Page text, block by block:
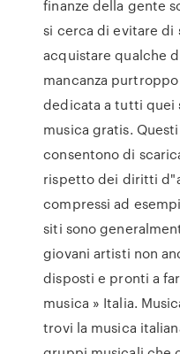
finanze della gente
si cerca di evitare di
acquistare qualche
mancanza
dedicata a tutti quei
musica gratis.
consentono di
rispetto dei diritti
compressi ad
siti sono
giovani artisti non
disposti e pronti a
musica » Italia.
trovi la musica